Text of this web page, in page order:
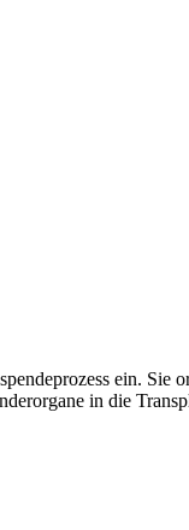
ein. Sie
in die